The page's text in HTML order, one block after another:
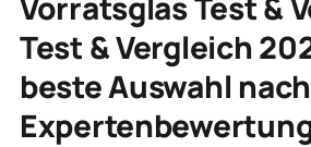
Wohnen
Service
Test & Vergleich
beste Auswahl nach